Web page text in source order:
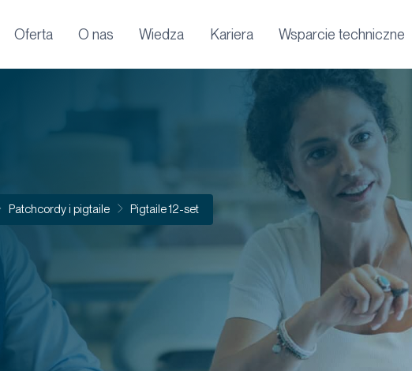
Oferta O nas Wiedza Kariera Wsparcie techniczne
Patchcordy i pigtaile Pigtaile 12-set